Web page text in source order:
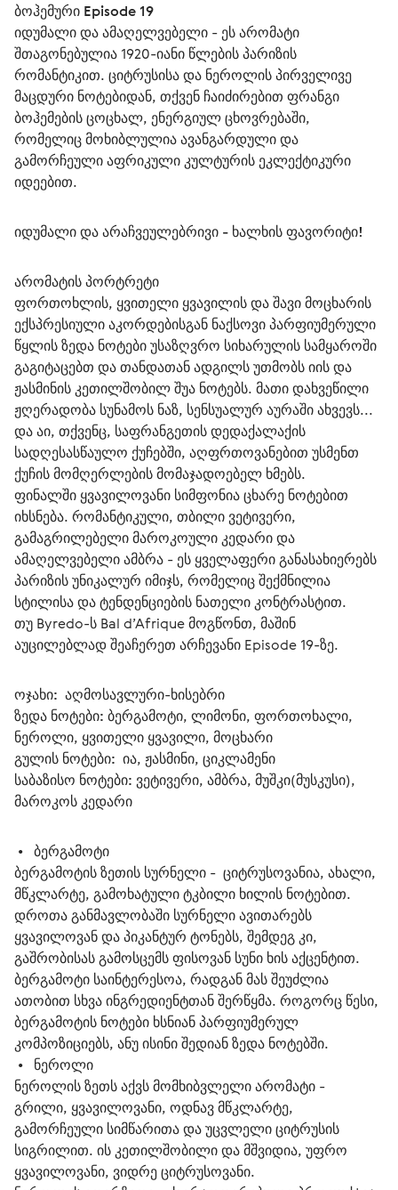
ბოჰემური Episode 19
იდუმალი და ამაღელვებელი - ეს არომატი
შთაგონებულია 1920-იანი წლების პარიზის
რომანტიკით. ციტრუსისა და ნეროლის პირველივე
მაცდური ნოტებიდან, თქვენ ჩაიძირებით ფრანგი
ბოჰემების ცოცხალ, ენერგიულ ცხოვრებაში,
რომელიც მოხიბლულია ავანგარდული და
გამორჩეული აფრიკული კულტურის ეკლექტიკური
იდეებით.
იდუმალი და არაჩვეულებრივი - ხალხის ფავორიტი!
არომატის პორტრეტი
ფორთოხლის, ყვითელი ყვავილის და შავი მოცხარის
ექსპრესიული აკორდებისგან ნაქსოვი პარფიუმერული
წყლის ზედა ნოტები უსაზღვრო სიხარულის სამყაროში
გაგიტაცებთ და თანდათან ადგილს უთმობს იის და
ჟასმინის კეთილშობილ შუა ნოტებს. მათი დახვეწილი
ჟღერადობა სუნამოს ნაზ, სენსუალურ აურაში ახვევს...
და აი, თქვენც, საფრანგეთის დედაქალაქის
სადღესასწაულო ქუჩებში, აღფრთოვანებით უსმენთ
ქუჩის მომღერლების მომაჯადოებელ ხმებს.
ფინალში ყვავილოვანი სიმფონია ცხარე ნოტებით
იხსნება. რომანტიკული, თბილი ვეტივერი,
გამაგრილებელი მაროკოული კედარი და
ამაღელვებელი ამბრა - ეს ყველაფერი განასახიერებს
პარიზის უნიკალურ იმიჯს, რომელიც შექმნილია
სტილისა და ტენდენციების ნათელი კონტრასტით.
თუ Byredo-ს Bal d’Afrique მოგწონთ, მაშინ
აუცილებლად შეაჩერეთ არჩევანი Episode 19-ზე.
ოჯახი: აღმოსავლური-ხისებრი
ზედა ნოტები: ბერგამოტი, ლიმონი, ფორთოხალი,
ნეროლი, ყვითელი ყვავილი, მოცხარი
გულის ნოტები: ია, ჟასმინი, ციკლამენი
საბაზისო ნოტები: ვეტივერი, ამბრა, მუშკი(მუსკუსი),
მაროკოს კედარი
• ბერგამოტი
ბერგამოტის ზეთის სურნელი -  ციტრუსოვანია, ახალი,
მწკლარტე, გამოხატული ტკბილი ხილის ნოტებით.
დროთა განმავლობაში სურნელი ავითარებს
ყვავილოვან და პიკანტურ ტონებს, შემდეგ კი,
გაშრობისას გამოსცემს ფისოვან სუნი ხის აქცენტით.
ბერგამოტი საინტერესოა, რადგან მას შეუძლია
ათობით სხვა ინგრედიენტთან შერწყმა. როგორც წესი,
ბერგამოტის ნოტები ხსნიან პარფიუმერულ
კომპოზიციებს, ანუ ისინი შედიან ზედა ნოტებში.
• ნეროლი
ნეროლის ზეთს აქვს მომხიბვლელი არომატი -
გრილი, ყვავილოვანი, ოდნავ მწკლარტე,
გამორჩეული სიმწარითა და უცვლელი ციტრუსის
სიგრილით. ის კეთილშობილი და მშვიდია, უფრო
ყვავილოვანი, ვიდრე ციტრუსოვანი.